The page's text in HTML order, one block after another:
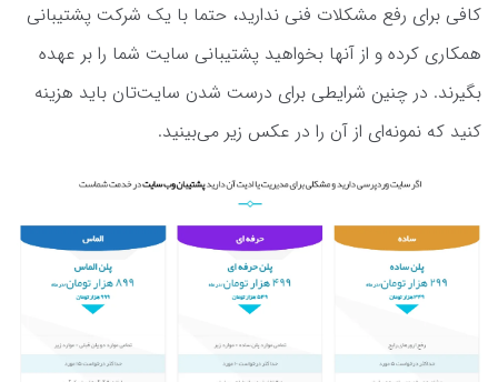
کافی برای رفع مشکلات فنی ندارید، حتما با یک شرکت پشتیبانی
همکاری کرده و از آنها بخواهید پشتیبانی سایت شما را بر عهده
بگیرند. در چنین شرایطی برای درست شدن سایت‌تان باید هزینه
کنید که نمونه‌ای از آن را در عکس زیر می‌بینید.